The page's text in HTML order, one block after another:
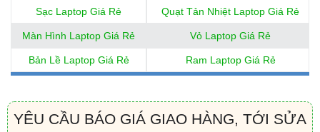
Sạc Laptop Giá Rẻ Quạt Tản Nhiệt Laptop Giá Rẻ
Màn Hình Laptop Giá Rẻ Vỏ Laptop Giá Rẻ
Bản Lề Laptop Giá Rẻ Ram Laptop Giá Rẻ
YÊU CẦU BÁO GIÁ GIAO HÀNG, TỚI SỬA